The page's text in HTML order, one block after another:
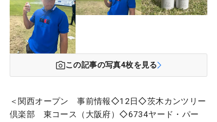
この記事の写真4枚を見る
＜関西オープン 事前情報◇12日◇茨木カンツリー
倶楽部 東コース（大阪府）◇6734ヤード・パー